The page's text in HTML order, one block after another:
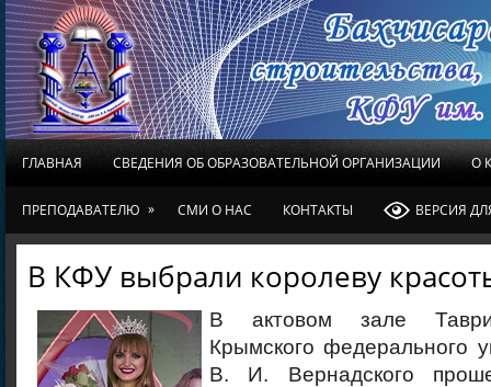
ГЛАВНАЯ СВЕДЕНИЯ ОБ ОБРАЗОВАТЕЛЬНОЙ ОРГАНИЗАЦИИ О
ПРЕПОДАВАТЕЛЮ » СМИ О НАС КОНТАКТЫ ВЕРСИЯ
В КФУ выбрали королеву
В актовом зале
Крымского федерального
В. И. Вернадского